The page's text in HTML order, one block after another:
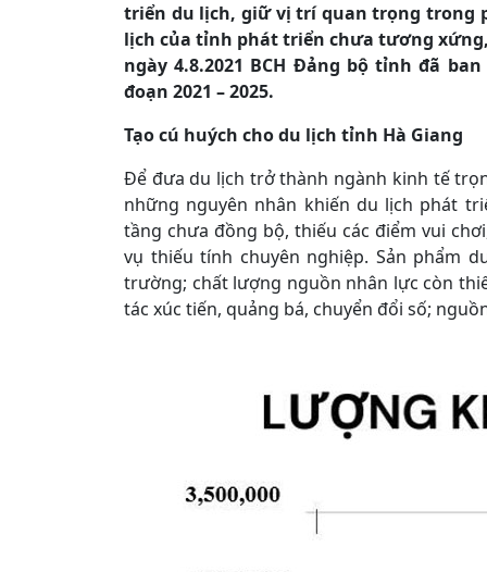
triển du lịch, giữ vị trí quan trọng trong
lịch của tỉnh phát triển chưa tương
ngày 4.8.2021 BCH Đảng bộ tỉnh đã
đoạn 2021 – 2025.
Tạo cú huých cho du lịch tỉnh Hà Giang
Để đưa du lịch trở thành ngành kinh tế
những nguyên nhân khiến du lịch phát
tầng chưa đồng bộ, thiếu các điểm vui
vụ thiếu tính chuyên nghiệp. Sản phẩm
trường; chất lượng nguồn nhân lực còn
tác xúc tiến, quảng bá, chuyển đổi số;